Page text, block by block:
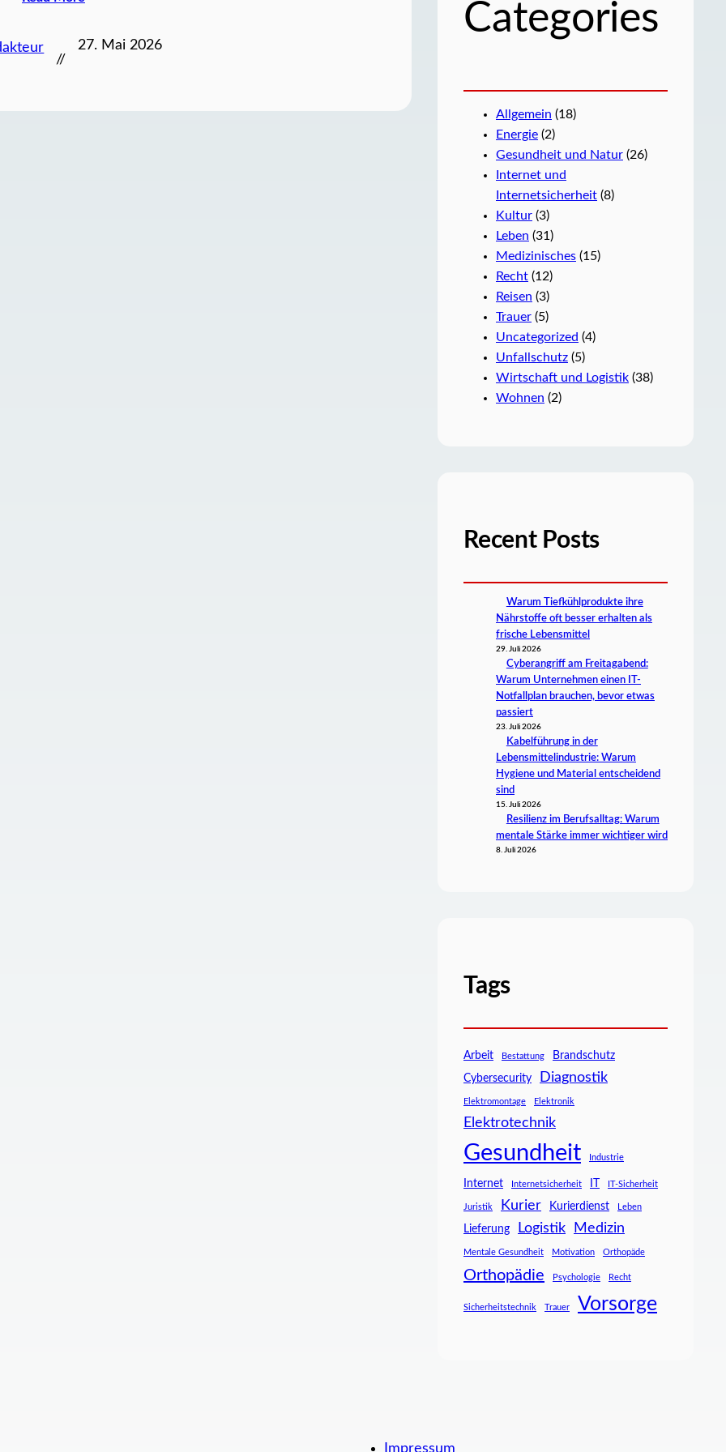
//
27. Mai 2026
Categories
Allgemein (18)
Energie (2)
Gesundheit und Natur (26)
Internet und
Internetsicherheit (8)
Kultur (3)
Leben (31)
Medizinisches (15)
Recht (12)
Reisen (3)
Trauer (5)
Uncategorized (4)
Unfallschutz (5)
Wirtschaft und Logistik (38)
Wohnen (2)
Recent Posts
Warum Tiefkühlprodukte ihre
Nährstoffe oft besser erhalten als
frische Lebensmittel
29. Juli 2026
Cyberangriff am Freitagabend:
Warum Unternehmen einen IT-
Notfallplan brauchen, bevor etwas
passiert
23. Juli 2026
Kabelführung in der
Lebensmittelindustrie: Warum
Hygiene und Material entscheidend
sind
15. Juli 2026
Resilienz im Berufsalltag: Warum
mentale Stärke immer wichtiger wird
8. Juli 2026
Tags
Arbeit Bestattung
Brandschutz
Cybersecurity
Diagnostik
Elektromontage Elektronik
Elektrotechnik
Gesundheit Industrie
Internet Internetsicherheit IT IT-Sicherheit
Juristik Kurier Kurierdienst Leben
Lieferung Logistik Medizin
Mentale Gesundheit Motivation Orthopäde
Orthopädie Psychologie Recht
Sicherheitstechnik Trauer Vorsorge
Impressum